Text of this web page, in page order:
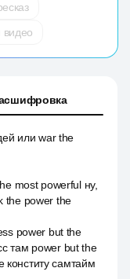
видео
или war the
most powerful ну,
the power the
power but the
там power but the
самтайм